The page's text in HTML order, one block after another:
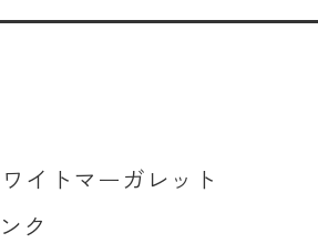
イトマーガレット
ク